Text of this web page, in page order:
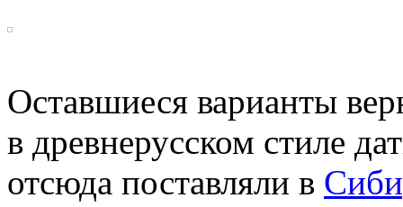
Оставшиеся варианты
в древнерусском стиле
отсюда поставляли в